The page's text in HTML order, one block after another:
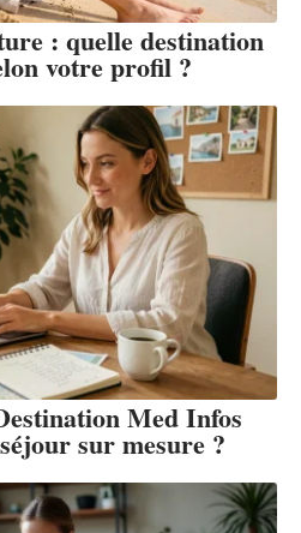
: quelle destination
votre profil ?
Med Infos
sur mesure ?